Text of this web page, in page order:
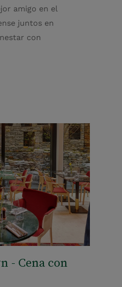
amigo en el
juntos en
con
- Cena con